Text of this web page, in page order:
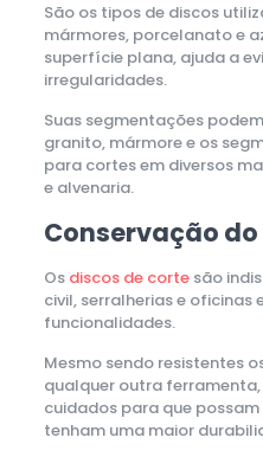
São os tipos de discos
mármores, porcelanato e
superfície plana, ajuda a
irregularidades.
Suas segmentações
granito, mármore e os
para cortes em diversos
e alvenaria.
Conservação
Os discos de cortesão
civil, serralherias e oficinas
funcionalidades.
Mesmo sendo resistentes
qualquer outra
cuidados para que
tenham uma maior